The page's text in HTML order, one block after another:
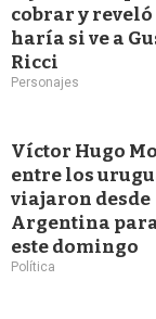
cobrar y reveló
haría si ve a
Ricci
Personajes
Víctor Hugo
entre los
viajaron desde
Argentina
este domingo
Política